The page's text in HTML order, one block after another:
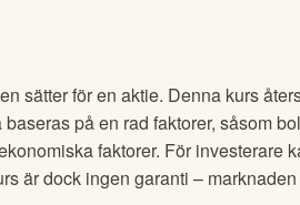
sätter för en aktie. Denna kurs
baseras på en rad faktorer, såsom
faktorer. För investerare
är dock ingen garanti –